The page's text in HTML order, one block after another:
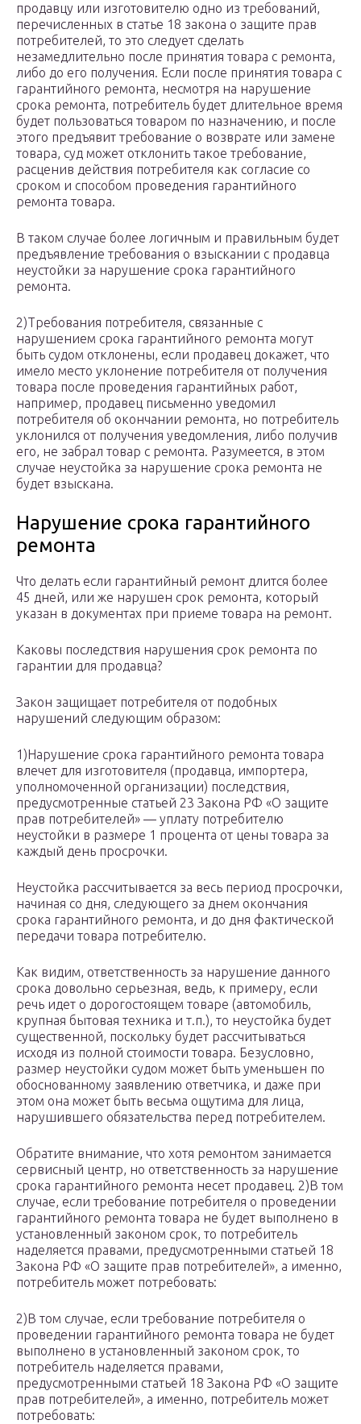
продавцу или изготовителю одно из требований,
перечисленных в статье 18 закона о защите прав
потребителей, то это следует сделать
незамедлительно после принятия товара с ремонта,
либо до его получения. Если после принятия товара с
гарантийного ремонта, несмотря на нарушение
срока ремонта, потребитель будет длительное время
будет пользоваться товаром по назначению, и после
этого предъявит требование о возврате или замене
товара, суд может отклонить такое требование,
расценив действия потребителя как согласие со
сроком и способом проведения гарантийного
ремонта товара.
В таком случае более логичным и правильным будет
предъявление требования о взыскании с продавца
неустойки за нарушение срока гарантийного
ремонта.
2)Требования потребителя, связанные с
нарушением срока гарантийного ремонта могут
быть судом отклонены, если продавец докажет, что
имело место уклонение потребителя от получения
товара после проведения гарантийных работ,
например, продавец письменно уведомил
потребителя об окончании ремонта, но потребитель
уклонился от получения уведомления, либо получив
его, не забрал товар с ремонта. Разумеется, в этом
случае неустойка за нарушение срока ремонта не
будет взыскана.
Нарушение срока гарантийного
ремонта
Что делать если гарантийный ремонт длится более
45 дней, или же нарушен срок ремонта, который
указан в документах при приеме товара на ремонт.
Каковы последствия нарушения срок ремонта по
гарантии для продавца?
Закон защищает потребителя от подобных
нарушений следующим образом:
1)Нарушение срока гарантийного ремонта товара
влечет для изготовителя (продавца, импортера,
уполномоченной организации) последствия,
предусмотренные статьей 23 Закона РФ «О защите
прав потребителей» — уплату потребителю
неустойки в размере 1 процента от цены товара за
каждый день просрочки.
Неустойка рассчитывается за весь период просрочки,
начиная со дня, следующего за днем окончания
срока гарантийного ремонта, и до дня фактической
передачи товара потребителю.
Как видим, ответственность за нарушение данного
срока довольно серьезная, ведь, к примеру, если
речь идет о дорогостоящем товаре (автомобиль,
крупная бытовая техника и т.п.), то неустойка будет
существенной, поскольку будет рассчитываться
исходя из полной стоимости товара. Безусловно,
размер неустойки судом может быть уменьшен по
обоснованному заявлению ответчика, и даже при
этом она может быть весьма ощутима для лица,
нарушившего обязательства перед потребителем.
Обратите внимание, что хотя ремонтом занимается
сервисный центр, но ответственность за нарушение
срока гарантийного ремонта несет продавец. 2)В том
случае, если требование потребителя о проведении
гарантийного ремонта товара не будет выполнено в
установленный законом срок, то потребитель
наделяется правами, предусмотренными статьей 18
Закона РФ «О защите прав потребителей», а именно,
потребитель может потребовать:
2)В том случае, если требование потребителя о
проведении гарантийного ремонта товара не будет
выполнено в установленный законом срок, то
потребитель наделяется правами,
предусмотренными статьей 18 Закона РФ «О защите
прав потребителей», а именно, потребитель может
потребовать: